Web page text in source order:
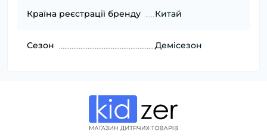
Країна реєстрації бренду Китай
Сезон Демісезон